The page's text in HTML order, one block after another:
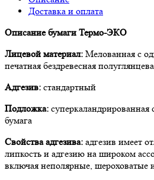
Доставка и оплата
Описание бумаги Термо-ЭКО
Лицевой материал: Мелованная с
печатная бездревесная
Адгезив: стандартный
Подложка: суперкаландрированная
бумага
Свойства адгезива: адгезив имеет
липкость и адгезию на широком
включая неполярные, шероховатые